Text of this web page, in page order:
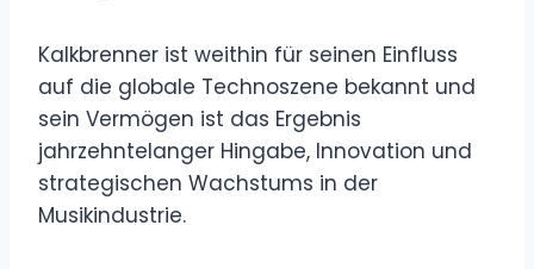
Kalkbrenner ist weithin für seinen Einfluss
auf die globale Technoszene bekannt und
sein Vermögen ist das Ergebnis
jahrzehntelanger Hingabe, Innovation und
strategischen Wachstums in der
Musikindustrie.